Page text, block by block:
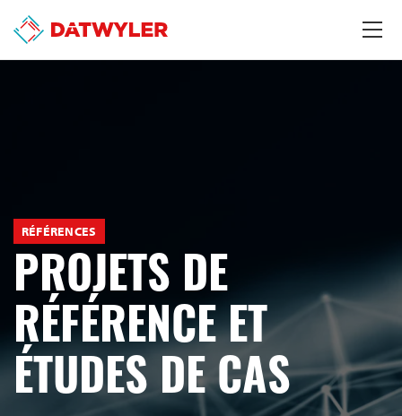
RÉFÉRENCES
PROJETS DE
RÉFÉRENCE ET
ÉTUDES DE CAS